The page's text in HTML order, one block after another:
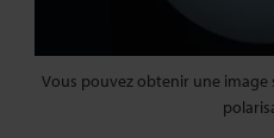
Vous pouvez obtenir une